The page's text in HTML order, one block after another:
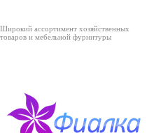
Широкий ассортимент хозяйственных
товаров и мебельной фурнитуры